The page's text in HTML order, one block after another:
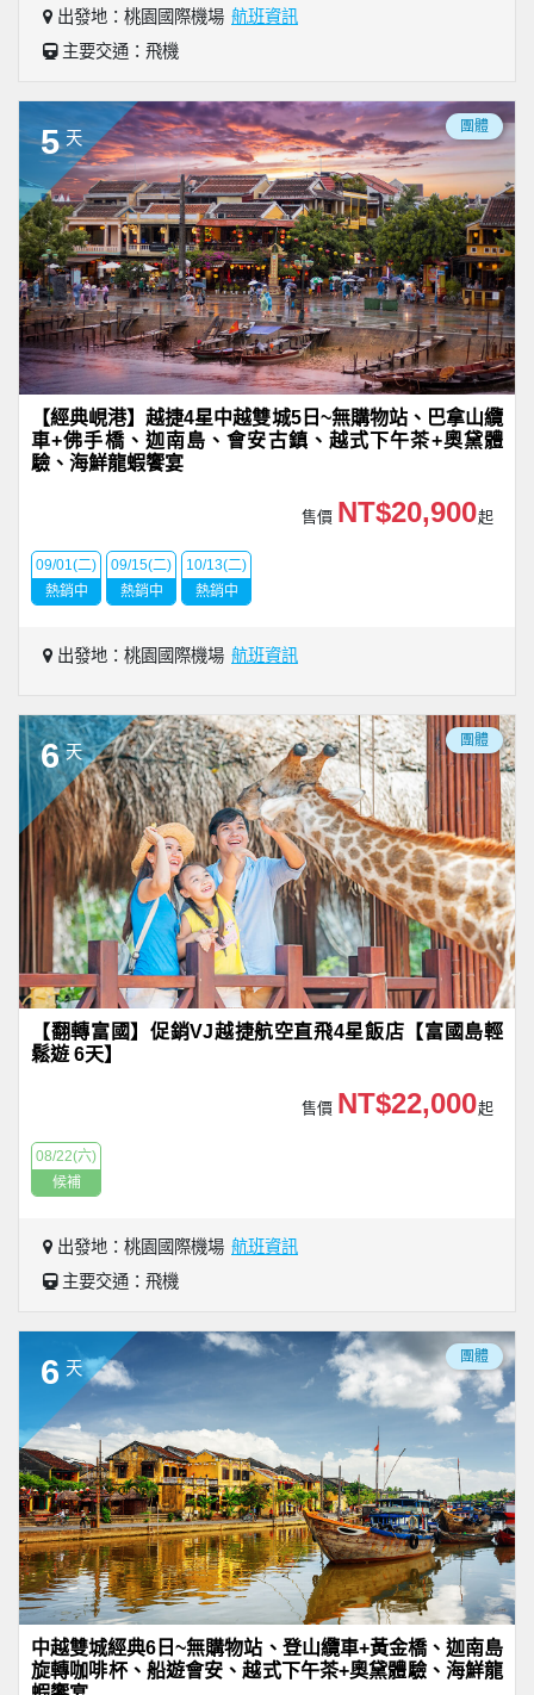
出發地：桃園國際機場 航班資訊
主要交通：飛機
5 天
團體
【經典峴港】越捷4星中越雙城5日~無購物站、巴拿山纜
車+佛手橋、迦南島、會安古鎮、越式下午茶+奧黛體
驗、海鮮龍蝦饗宴
售價 NT$20,900起
09/01(二)
熱銷中
09/15(二)
熱銷中
10/13(二)
熱銷中
出發地：桃園國際機場 航班資訊
6 天
團體
【翻轉富國】促銷VJ越捷航空直飛4星飯店【富國島輕
鬆遊 6天】
售價 NT$22,000起
08/22(六)
候補
出發地：桃園國際機場 航班資訊
主要交通：飛機
6 天
團體
中越雙城經典6日~無購物站、登山纜車+黃金橋、迦南島
旋轉咖啡杯、船遊會安、越式下午茶+奧黛體驗、海鮮龍